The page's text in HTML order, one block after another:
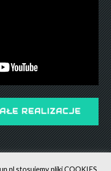
REALIZACJE
stosujemy pliki COOKIES,